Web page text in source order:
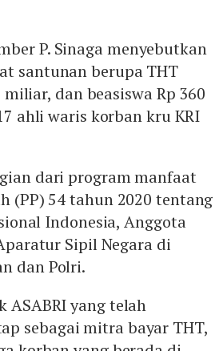
P. Sinaga menyebutkan
santunan berupa THT
miliar, dan beasiswa Rp 360
ahli waris korban kru KRI
dari program manfaat
(PP) 54 tahun 2020 tentang
Indonesia, Anggota
Sipil Negara di
dan Polri.
ASABRI yang telah
sebagai mitra bayar THT,